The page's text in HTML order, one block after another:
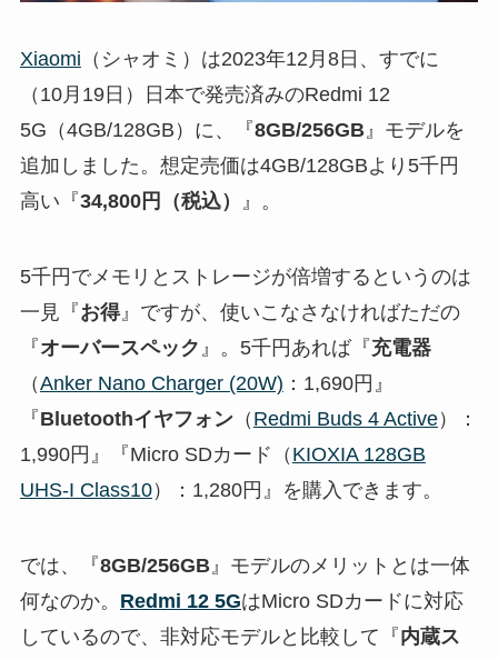
Xiaomi （シャオミ）は2023年12月8日、すでに
（10月19日）日本で発売済みのRedmi 12
5G（4GB/128GB）に、『8GB/256GB』モデルを
追加しました。想定売価は4GB/128GBより5千円
高い『34,800円（税込） 』。
5千円でメモリとストレージが倍増するというのは
一見『お得』ですが、使いこなさなければただの
『オーバースペック 』。5千円あれば『充電器
（Anker Nano Charger (20W) ：1,690円』
『Bluetoothイヤフォン（ Redmi Buds 4 Active）：
1,990円』『Micro SDカード（ KIOXIA 128GB
UHS-I Class10）：1,280円』を購入できます。
では、『8GB/256GB』モデルのメリットとは一体
何なのか。 Redmi 12 5GはMicro SDカードに対応
しているので、非対応モデルと比較して『内蔵ス